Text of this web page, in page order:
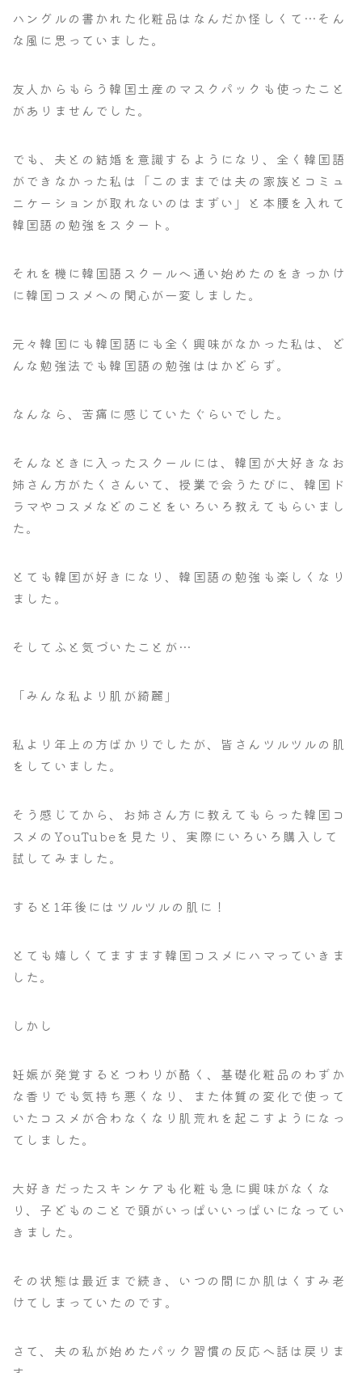
ハングルの書かれた化粧品はなんだか怪しくて…そん
な風に思っていました。
友人からもらう韓国土産のマスクパックも使ったこと
がありませんでした。
でも、夫との結婚を意識するようになり、全く韓国語
ができなかった私は「このままでは夫の家族とコミュ
ニケーションが取れないのはまずい」と本腰を入れて
韓国語の勉強をスタート。
それを機に韓国語スクールへ通い始めたのをきっかけ
に韓国コスメへの関心が一変しました。
元々韓国にも韓国語にも全く興味がなかった私は、ど
んな勉強法でも韓国語の勉強ははかどらず。
なんなら、苦痛に感じていたぐらいでした。
そんなときに入ったスクールには、韓国が大好きなお
姉さん方がたくさんいて、授業で会うたびに、韓国ド
ラマやコスメなどのことをいろいろ教えてもらいまし
た。
とても韓国が好きになり、韓国語の勉強も楽しくなり
ました。
そしてふと気づいたことが…
「みんな私より肌が綺麗」
私より年上の方ばかりでしたが、皆さんツルツルの肌
をしていました。
そう感じてから、お姉さん方に教えてもらった韓国コ
スメのYouTubeを見たり、実際にいろいろ購入して
試してみました。
すると1年後にはツルツルの肌に！
とても嬉しくてますます韓国コスメにハマっていきま
した。
しかし
妊娠が発覚するとつわりが酷く、基礎化粧品のわずか
な香りでも気持ち悪くなり、また体質の変化で使って
いたコスメが合わなくなり肌荒れを起こすようになっ
てしました。
大好きだったスキンケアも化粧も急に興味がなくな
り、子どものことで頭がいっぱいいっぱいになってい
きました。
その状態は最近まで続き、いつの間にか肌はくすみ老
けてしまっていたのです。
さて、夫の私が始めたパック習慣の反応へ話は戻りま